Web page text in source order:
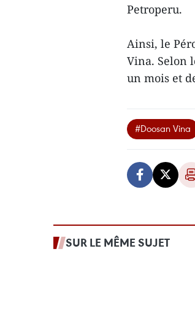
Petroperu.
Ainsi, le
Vina. Selon
un mois et
#Doosan Vina
SUR LE MÊME SUJET